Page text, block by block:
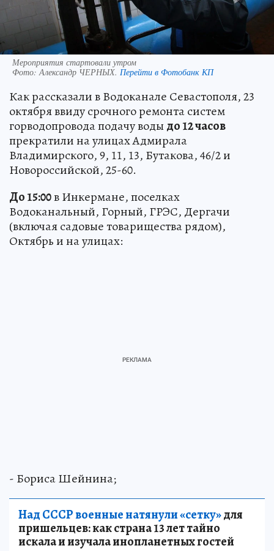
Мероприятия стартовали утром
Фото:Александр ЧЕРНЫХ. Перейти в Фотобанк КП
Как рассказали в Водоканале Севастополя, 23
октября ввиду срочного ремонта систем
горводопровода подачу воды до 12 часов
прекратили на улицах Адмирала
Владимирского, 9, 11, 13, Бутакова, 46/2 и
Новороссийской, 25-60.
До 15:00в Инкермане, поселках
Водоканальный, Горный, ГРЭС, Дергачи
(включая садовые товарищества рядом),
Октябрь и на улицах:
- Бориса Шейнина;
Над СССР военные натянули «сетку»для
пришельцев: как страна 13 лет тайно
искала и изучала инопланетных гостей